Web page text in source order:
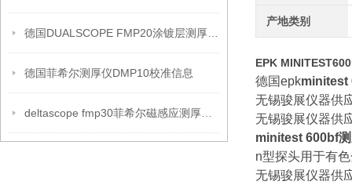
德国菲希尔测厚仪DMP10校准信息
产地类别
EPK
德国epkminitest
无锡骏展仪器供
无锡骏展仪器供
minitest 600bf
n型探头用于有
无锡骏展仪器供